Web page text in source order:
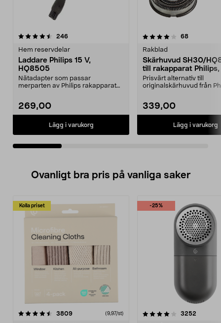
246recensioner
Hem reservdelar
Laddare Philips 15 V,
HQ8505
Nätadapter som passar
merparten av Philips rakapparater
269,00
Lägg i varukorg
4.0av 5 stjärnor 68recensioner
Rakblad
Skärhuvud SH30/
till rakapparat
Prisvärt alternativ till
originalskärhuvud från
339,00
Lägg i varukorg
0.0 av 5 stjärnor
Ovanligt bra pris på vanliga saker
Kolla priset
3809recensioner (9,97/st)
-25%
4.0av 5 stjärnor 3252
4.5av 5 stjärnor